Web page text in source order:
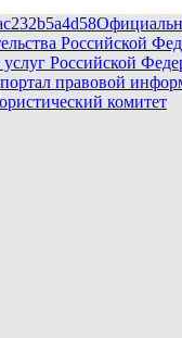
Российской
Российской
правовой
комитет